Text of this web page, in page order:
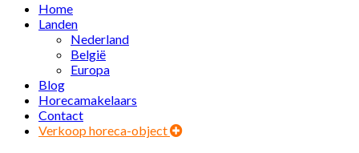
Home
Landen
Nederland
België
Europa
Blog
Horecamakelaars
Contact
Verkoop horeca-object